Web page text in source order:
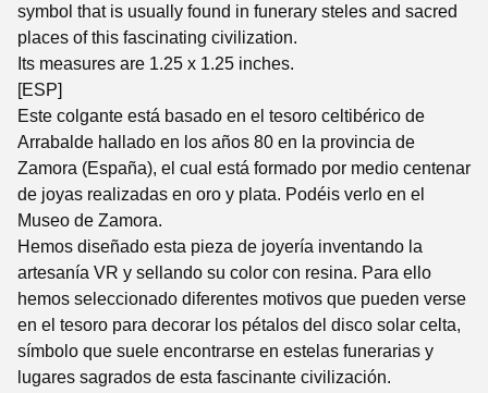
symbol that is usually found in funerary steles and sacred
places of this fascinating civilization.
Its measures are 1.25 x 1.25 inches.
[ESP]
Este colgante está basado en el tesoro celtibérico de
Arrabalde hallado en los años 80 en la provincia de
Zamora (España), el cual está formado por medio centenar
de joyas realizadas en oro y plata. Podéis verlo en el
Museo de Zamora.
Hemos diseñado esta pieza de joyería inventando la
artesanía VR y sellando su color con resina. Para ello
hemos seleccionado diferentes motivos que pueden verse
en el tesoro para decorar los pétalos del disco solar celta,
símbolo que suele encontrarse en estelas funerarias y
lugares sagrados de esta fascinante civilización.